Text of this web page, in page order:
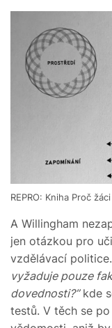
REPRO: Kniha Proč
A Willingham
jen otázkou pro
vzdělávací
vyžaduje pouze
dovednosti?”kde
testů. V těch se